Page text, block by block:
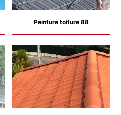
Peinture toiture 88